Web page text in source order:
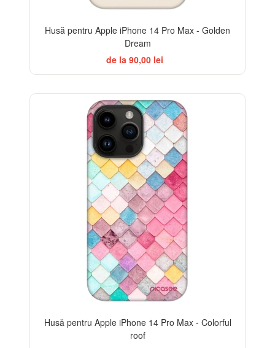
Husă pentru Apple iPhone 14 Pro Max - Golden
Dream
de la 90,00 lei
Husă pentru Apple iPhone 14 Pro Max - Colorful
roof